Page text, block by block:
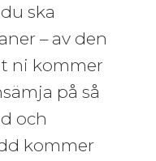
ska
– av den
ni kommer
på så
och
kommer